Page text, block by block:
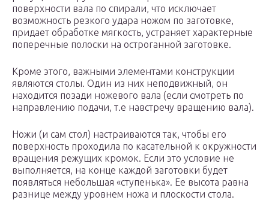
поверхности вала по спирали, что исключает
возможность резкого удара ножом по заготовке,
придает обработке мягкость, устраняет характерные
поперечные полоски на остроганной заготовке.
Кроме этого, важными элементами конструкции
являются столы. Один из них неподвижный, он
находится позади ножевого вала (если смотреть по
направлению подачи, т.е навстречу вращению вала).
Ножи (и сам стол) настраиваются так, чтобы его
поверхность проходила по касательной к окружности
вращения режущих кромок. Если это условие не
выполняется, на конце каждой заготовки будет
появляться небольшая «ступенька». Ее высота равна
разнице между уровнем ножа и плоскости стола.